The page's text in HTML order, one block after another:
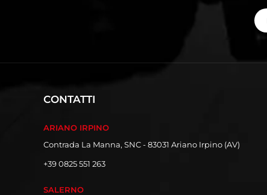
CONTATTI
ARIANO IRPINO
Contrada La Manna, SNC - 83031 Ariano Irpino (AV)
+39 0825 551 263
SALERNO